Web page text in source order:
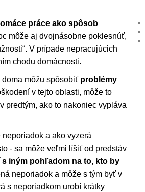
práce ako spôsob
môže aj dvojnásobne poklesnúť,
V prípade nepracujúcich
chodu domácnosti.
môžu spôsobiť problémy
v tejto oblasti, môže to
predtým, ako to nakoniec vypláva
a ako vyzerá
- sa môže veľmi líšiť od predstáv
iným pohľadom na to, kto by
neporiadok a môže s tým byť v
s neporiadkom urobí krátky